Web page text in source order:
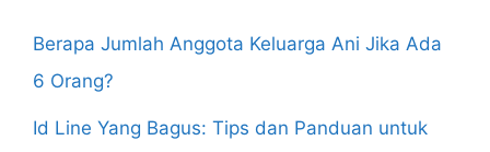
Berapa Jumlah Anggota Keluarga Ani Jika Ada
6 Orang?
Id Line Yang Bagus: Tips dan Panduan untuk